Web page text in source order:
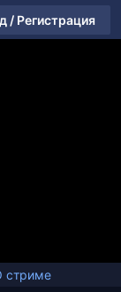
/ Регистрация
стриме